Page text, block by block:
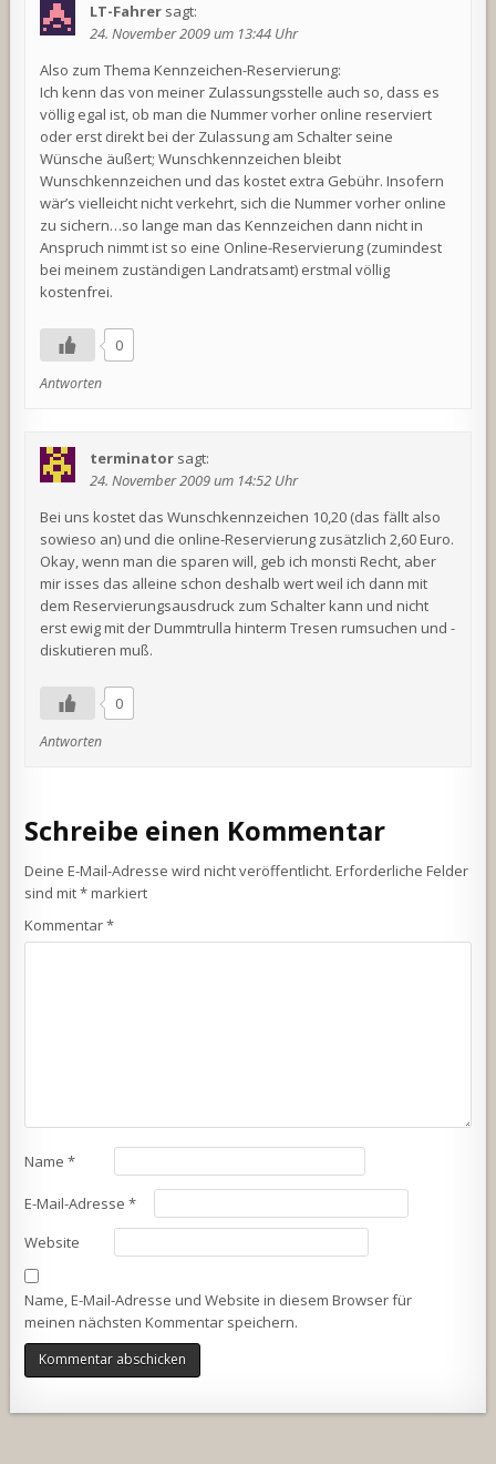
LT-Fahrer sagt:
24. November 2009 um 13:44 Uhr
Also zum Thema Kennzeichen-Reservierung:
Ich kenn das von meiner Zulassungsstelle auch so, dass es
völlig egal ist, ob man die Nummer vorher online reserviert
oder erst direkt bei der Zulassung am Schalter seine
Wünsche äußert; Wunschkennzeichen bleibt
Wunschkennzeichen und das kostet extra Gebühr. Insofern
wär’s vielleicht nicht verkehrt, sich die Nummer vorher online
zu sichern…so lange man das Kennzeichen dann nicht in
Anspruch nimmt ist so eine Online-Reservierung (zumindest
bei meinem zuständigen Landratsamt) erstmal völlig
kostenfrei.
0
Antworten
terminator sagt:
24. November 2009 um 14:52 Uhr
Bei uns kostet das Wunschkennzeichen 10,20 (das fällt also
sowieso an) und die online-Reservierung zusätzlich 2,60 Euro.
Okay, wenn man die sparen will, geb ich monsti Recht, aber
mir isses das alleine schon deshalb wert weil ich dann mit
dem Reservierungsausdruck zum Schalter kann und nicht
erst ewig mit der Dummtrulla hinterm Tresen rumsuchen und -
diskutieren muß.
0
Antworten
Schreibe einen Kommentar
Deine E-Mail-Adresse wird nicht veröffentlicht. Erforderliche Felder
sind mit*markiert
Kommentar*
Name*
E-Mail-Adresse*
Website
Name, E-Mail-Adresse und Website in diesem Browser für
meinen nächsten Kommentar speichern.